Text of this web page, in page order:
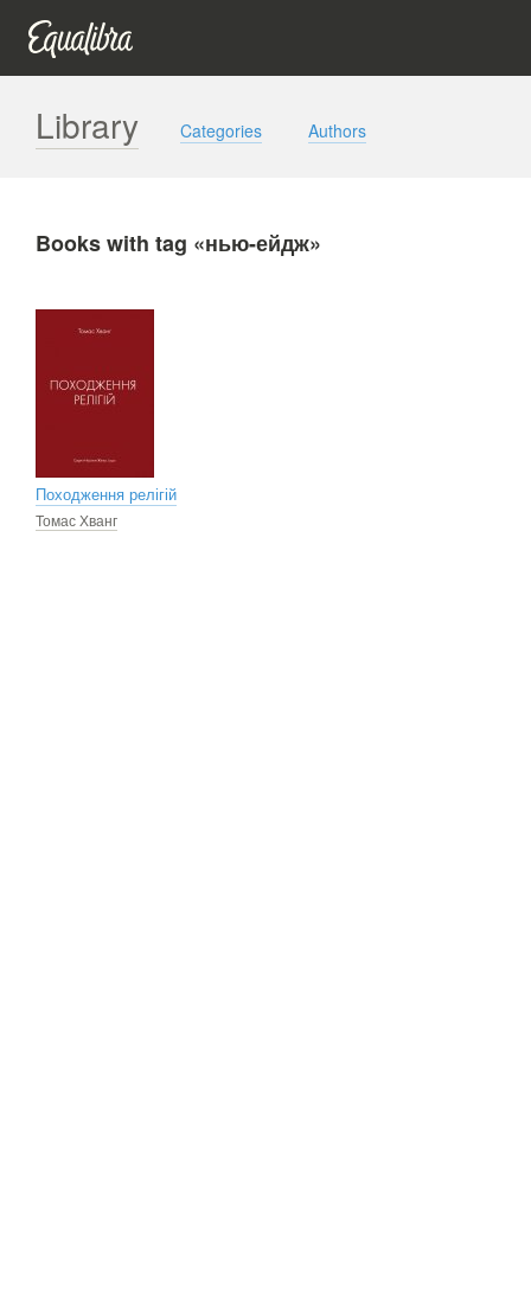
Library Categories Authors
Books with tag «нью-ейдж»
Походження релігій
Томас Хванг